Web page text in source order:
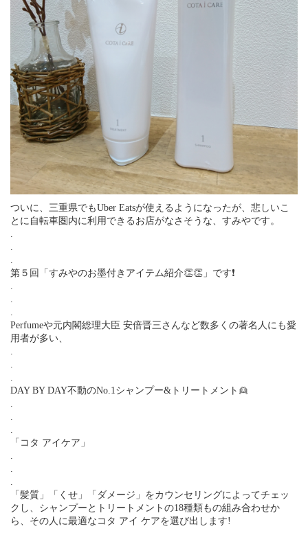
ついに、三重県でもUber Eatsが使えるようになったが、悲しいこ
とに自転車圏内に利用できるお店がなさそうな、すみやです。
.
.
.
第５回「すみやのお墨付きアイテム紹介👏👏」です❗
.
.
.
Perfumeや元内閣総理大臣 安倍晋三さんなど数多くの著名人にも愛
用者が多い、
.
.
.
DAY BY DAY不動のNo.1シャンプー&トリートメント👱
.
.
.
「コタ アイケア」
.
.
.
「髪質」「くせ」「ダメージ」をカウンセリングによってチェッ
クし、シャンプーとトリートメントの18種類もの組み合わせか
ら、その人に最適なコタ アイ ケアを選び出します!